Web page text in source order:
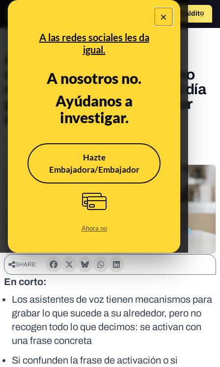
×
A las redes sociales les da
igual.
A nosotros no.
Ayúdanos a
investigar.
Hazte
Embajadora/Embajador
Ahora no
Hazte Maldito
PREBUNKING
Altavoces inteligentes y
conversaciones privadas: no
nos graban las 24 horas del día
pero sí se pueden activar por
Publicado el
Actualizado el
Jul 9, 2024, 9:13:00 AM
SHARE:
En corto:
Los asistentes de voz tienen mecanismos para
grabar lo que sucede a su alrededor, pero no
recogen todo lo que decimos: se activan con
una frase concreta
Si confunden la frase de activación o si